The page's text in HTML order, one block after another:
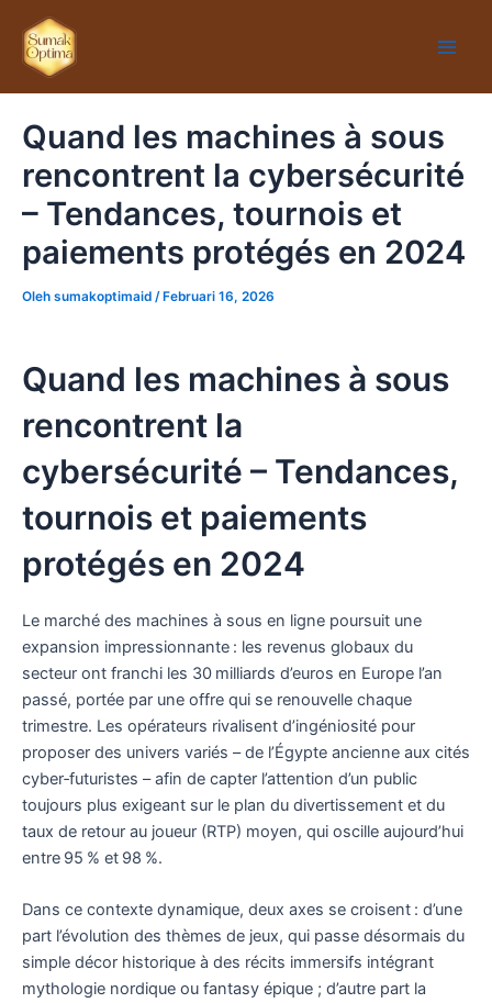
konten
Quand les machines à sous
rencontrent la cybersécurité
– Tendances, tournois et
paiements protégés en 2024
Oleh sumakoptimaid / Februari 16, 2026
Quand les machines à sous
rencontrent la
cybersécurité – Tendances,
tournois et paiements
protégés en 2024
Le marché des machines à sous en ligne poursuit une
expansion impressionnante : les revenus globaux du
secteur ont franchi les 30 milliards d’euros en Europe l’an
passé, portée par une offre qui se renouvelle chaque
trimestre. Les opérateurs rivalisent d’ingéniosité pour
proposer des univers variés – de l’Égypte ancienne aux cités
cyber‑futuristes – afin de capter l’attention d’un public
toujours plus exigeant sur le plan du divertissement et du
taux de retour au joueur (RTP) moyen, qui oscille aujourd’hui
entre 95 % et 98 %.
Dans ce contexte dynamique, deux axes se croisent : d’une
part l’évolution des thèmes de jeux, qui passe désormais du
simple décor historique à des récits immersifs intégrant
mythologie nordique ou fantasy épique ; d’autre part la